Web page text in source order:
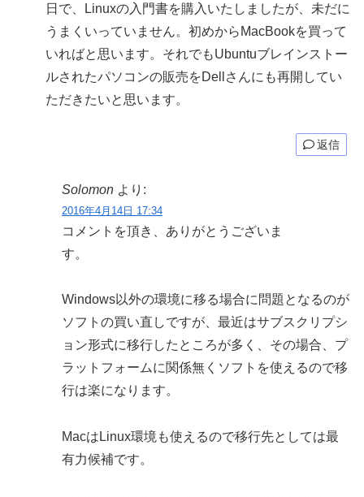
日で、Linuxの入門書を購入いたしましたが、未だに
うまくいっていません。初めからMacBookを買って
いればと思います。それでもUbuntuブレインストー
ルされたパソコンの販売をDellさんにも再開してい
ただきたいと思います。
返信
Solomon より:
2016年4月14日 17:34
コメントを頂き、ありがとうございま
す。
Windows以外の環境に移る場合に問題となるのが
ソフトの買い直しですが、最近はサブスクリプシ
ョン形式に移行したところが多く、その場合、プ
ラットフォームに関係無くソフトを使えるので移
行は楽になります。
MacはLinux環境も使えるので移行先としては最
有力候補です。